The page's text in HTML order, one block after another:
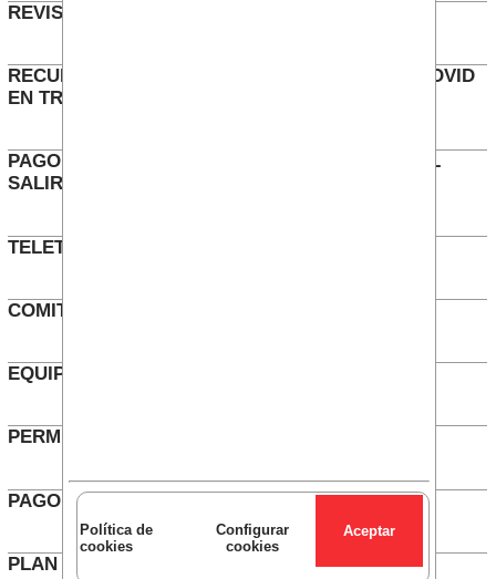
Política de
cookies
Configurar
cookies
REVISIÓN KILOMETRAJE (2)
RECUPERACIÓN 100% RUTAS AUTOCAR PRECOVID
EN TRES CANTOS
PAGO BONUS COMERCIAL E INCENTIVO BAI AL
SALIR DE LA EMPRESA
TELETRABAJO
COMITÉ EUROPEO
EQUIPO VOLANTE - REVISIÓN PLUS
PERMISO INDIVIDUAL FORMACIÓN
PAGO DE INCENTIVOS A LOS ETT Noviembre 2021
PLAN DE FORMACIÓN 2021 Enero 2021